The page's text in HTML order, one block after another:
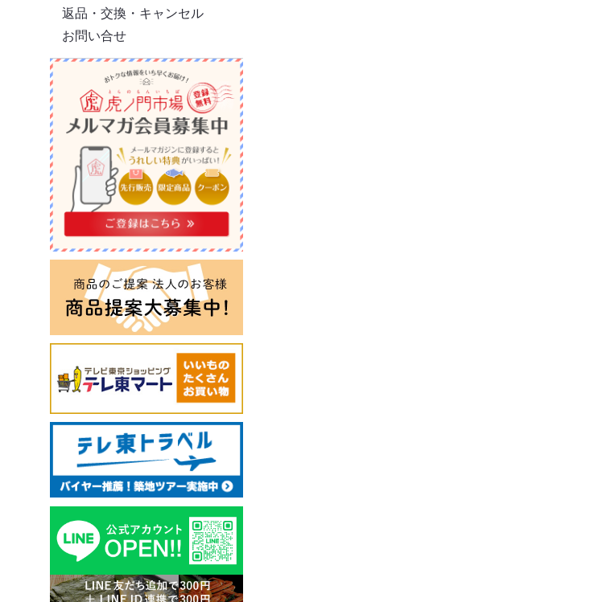
返品・交換・キャンセル
お問い合せ